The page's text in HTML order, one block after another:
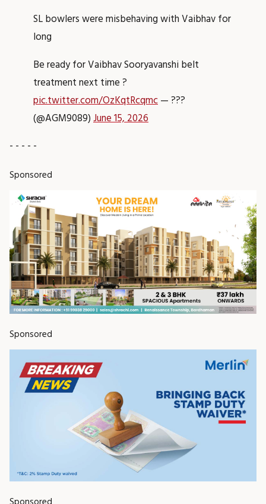
SL bowlers were misbehaving with Vaibhav for
long
Be ready for Vaibhav Sooryavanshi belt
treatment next time ?
pic.twitter.com/OzKqtRcqmc— ??︎?
(@AGM9089)June 15, 2026
- - - - -
Sponsored
Sponsored